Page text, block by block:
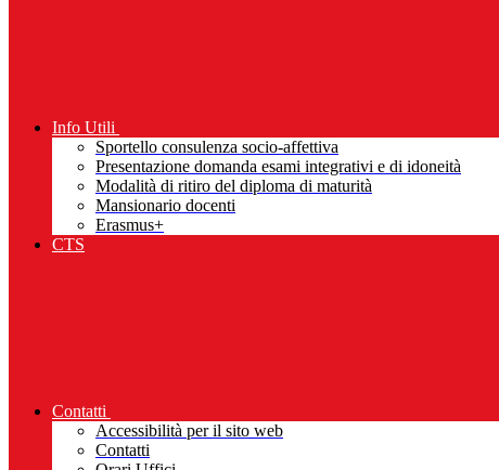
Info Utili
Sportello consulenza socio-affettiva
Presentazione domanda esami integrativi e di idoneità
Modalità di ritiro del diploma di maturità
Mansionario docenti
Erasmus+
CTS
Contatti
Accessibilità per il sito web
Contatti